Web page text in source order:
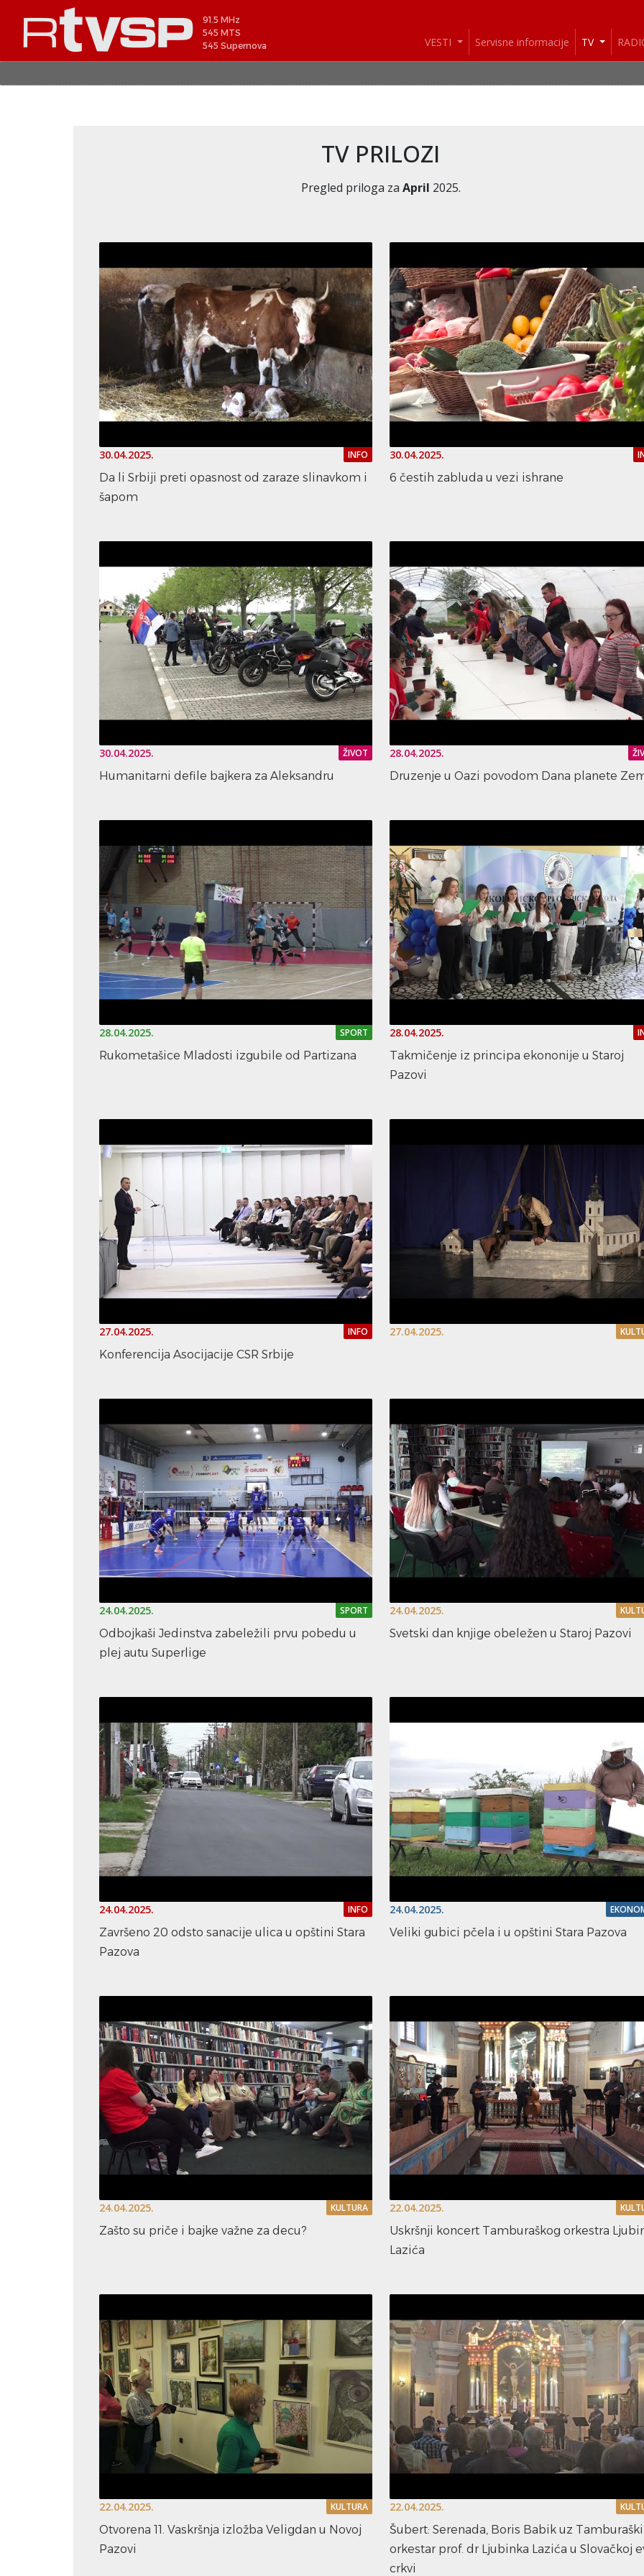
91.5 MHz
545 MTS
545 Supernova
VESTI Servisne informacije TV
TV PRILOZI
Pregled priloga za April 2025.
30.04.2025. INFO
Da li Srbiji preti opasnost od zaraze slinavkom i
šapom
30.04.2025.
6 čestih zabluda u vezi ishrane
30.04.2025. ŽIVOT
Humanitarni defile bajkera za Aleksandru
28.04.2025.
Druzenje u Oazi povodom Dana planete
28.04.2025. SPORT
Rukometašice Mladosti izgubile od Partizana
28.04.2025.
Takmičenje iz principa ekononije u Staroj
Pazovi
27.04.2025. INFO
Konferencija Asocijacije CSR Srbije
27.04.2025.
24.04.2025. SPORT
Odbojkaši Jedinstva zabeležili prvu pobedu u
plej autu Superlige
24.04.2025.
Svetski dan knjige obeležen u Staroj Pazovi
24.04.2025. INFO
Završeno 20 odsto sanacije ulica u opštini Stara
Pazova
24.04.2025.
Veliki gubici pčela i u opštini Stara Pazova
24.04.2025. KULTURA
Zašto su priče i bajke važne za decu?
22.04.2025.
Uskršnji koncert Tamburaškog orkestra
Lazića
22.04.2025. KULTURA
Otvorena 11. Vaskršnja izložba Veligdan u Novoj
Pazovi
22.04.2025.
Šubert: Serenada, Boris Babik uz Tamburaški
orkestar prof. dr Ljubinka Lazića u Slovačkoj
crkvi